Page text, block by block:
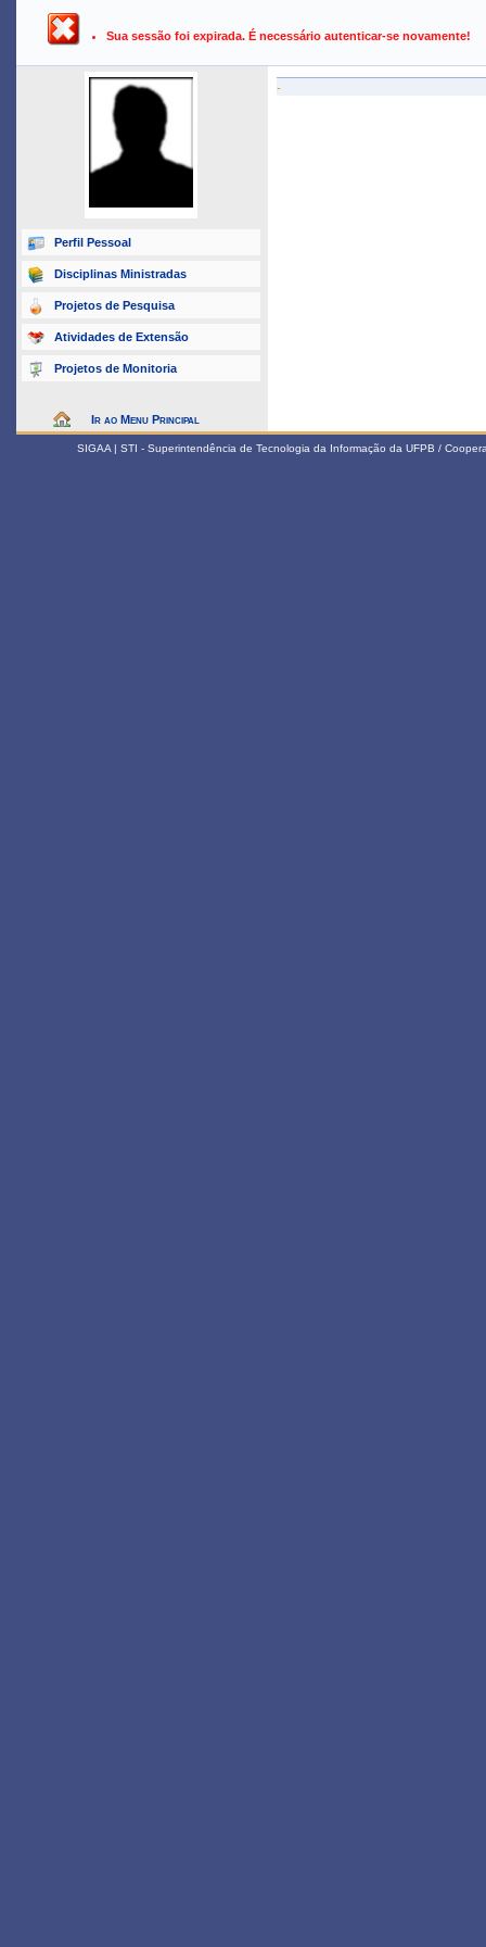
UFPB ›
Sua sessão foi expirada. É necessário autenticar-se novamente!
Perfil Pessoal
Disciplinas Ministradas
Projetos de Pesquisa
Atividades de Extensão
Projetos de Monitoria
Ir ao Menu Principal
-
SIGAA | STI - Superintendência de Tecnologia da Informação da UFPB /